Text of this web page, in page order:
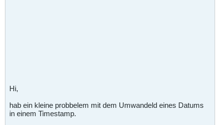
Hi,
hab ein kleine probbelem mit dem Umwandeld eines Datums
in einem Timestamp.